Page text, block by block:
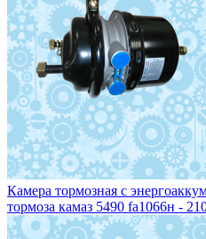
Камера тормозная с
тормоза камаз 5490 fa1066н -